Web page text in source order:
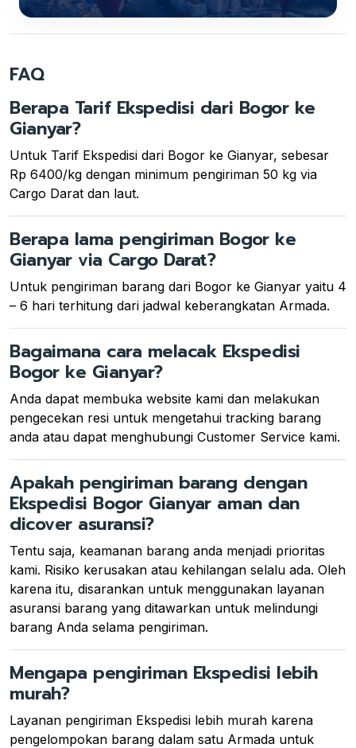
FAQ
Berapa Tarif Ekspedisi dari Bogor ke
Gianyar?
Untuk Tarif Ekspedisi dari Bogor ke Gianyar, sebesar
Rp 6400/kg dengan minimum pengiriman 50 kg via
Cargo Darat dan laut.
Berapa lama pengiriman Bogor ke
Gianyar via Cargo Darat?
Untuk pengiriman barang dari Bogor ke Gianyar yaitu 4
– 6 hari terhitung dari jadwal keberangkatan Armada.
Bagaimana cara melacak Ekspedisi
Bogor ke Gianyar?
Anda dapat membuka website kami dan melakukan
pengecekan resi untuk mengetahui tracking barang
anda atau dapat menghubungi Customer Service kami.
Apakah pengiriman barang dengan
Ekspedisi Bogor Gianyar aman dan
dicover asuransi?
Tentu saja, keamanan barang anda menjadi prioritas
kami. Risiko kerusakan atau kehilangan selalu ada. Oleh
karena itu, disarankan untuk menggunakan layanan
asuransi barang yang ditawarkan untuk melindungi
barang Anda selama pengiriman.
Mengapa pengiriman Ekspedisi lebih
murah?
Layanan pengiriman Ekspedisi lebih murah karena
pengelompokan barang dalam satu Armada untuk